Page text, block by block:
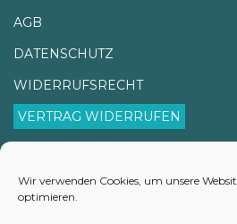
Wir verwenden Cookies, um unsere
optimieren.
AGB
DATENSCHUTZ
WIDERRUFSRECHT
VERTRAG WIDERRUFEN
VERSANDINFORMATIONEN